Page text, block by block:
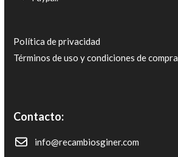
Política de privacidad
Términos de uso y condiciones de compra
Contacto:
info@recambiosginer.com